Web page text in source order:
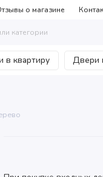
о магазине
в квартиру Двери